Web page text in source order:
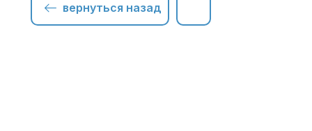
вернуться назад